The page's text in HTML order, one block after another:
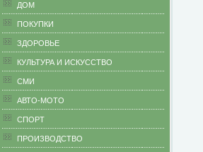
ДОМ
ПОКУПКИ
ЗДОРОВЬЕ
КУЛЬТУРА И ИСКУССТВО
СМИ
АВТО-МОТО
СПОРТ
ПРОИЗВОДСТВО